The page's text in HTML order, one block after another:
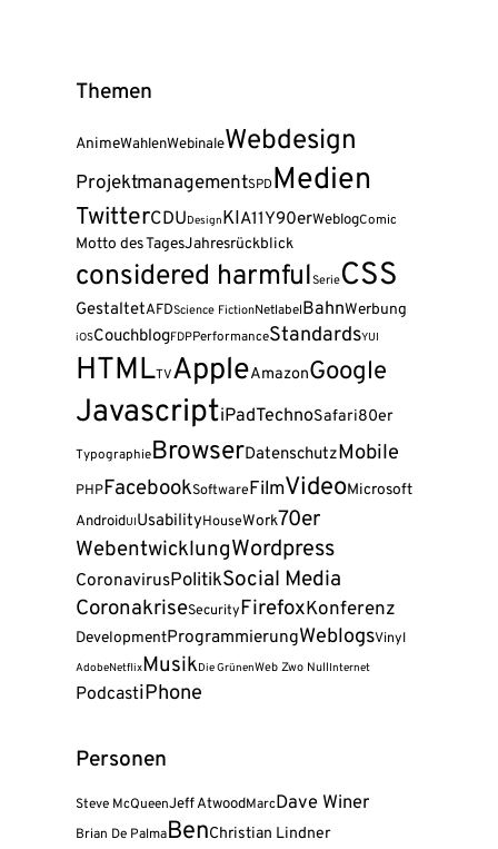
Themen
AnimeWahlenWebinaleWebdesign
ProjektmanagementSPD Medien
TwitterCDUDesignKIA11Y90erWeblogComic
Motto des TagesJahresrückblick
considered harmfulSerieCSS
GestaltetAFDScience FictionNetlabelBahnWerbung
iOSCouchblogFDPPerformanceStandardsYUI
HTMLTVAppleAmazonGoogle
JavascriptiPadTechnoSafari80er
TypographieBrowserDatenschutzMobile
PHPFacebookSoftwareFilmVideoMicrosoft
AndroidUIUsabilityHouseWork70er
WebentwicklungWordpress
CoronavirusPolitikSocial Media
CoronakriseSecurityFirefoxKonferenz
DevelopmentProgrammierungWeblogsVinyl
AdobeNetflixMusikDie GrünenWeb Zwo NullInternet
PodcastiPhone
Personen
Steve McQueenJeff AtwoodMarcDave Winer
Brian De PalmaBenChristian Lindner